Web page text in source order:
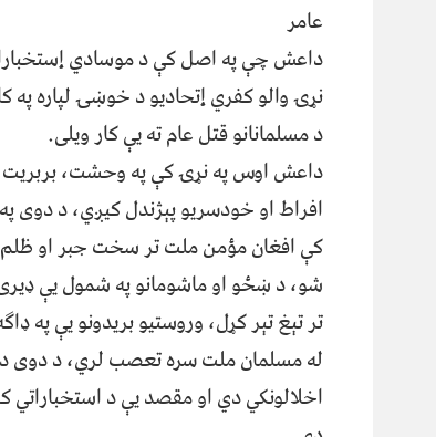
عامر
داعش چې په اصل کې د موسادي
نړۍ والو کفري إتحادیو د خوښۍ لپاره په
د مسلمانانو قتل عام ته یې کار ویلی.
داعش اوس په نړۍ کې په وحشت،
افراط او خودسریو پېژندل کیږي، د دوی
کې افغان مؤمن ملت تر سخت جبر او ظلم
شو، د ښځو او ماشومانو په شمول یې
تر تېغ تېر کړل، وروستیو بریدونو یې په
له مسلمان ملت سره تعصب لري، د دوی
اخلالونکي دي او مقصد یې د استخباراتي